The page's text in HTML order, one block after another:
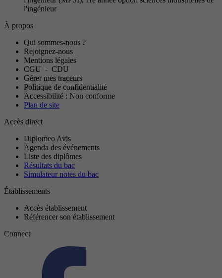
l'ingénieur
À propos
Qui sommes-nous ?
Rejoignez-nous
Mentions légales
CGU - CDU
Gérer mes traceurs
Politique de confidentialité
Accessibilité : Non conforme
Plan de site
Accès direct
Diplomeo Avis
Agenda des événements
Liste des diplômes
Résultats du bac
Simulateur notes du bac
Établissements
Accès établissement
Référencer son établissement
Connect